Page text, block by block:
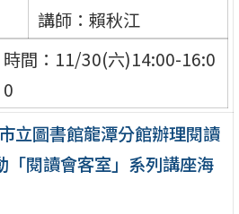
講師：賴秋江
時間：11/30(六)14:00-16:0
0
立圖書館龍潭分館辦理閱讀
「閱讀會客室」系列講座海